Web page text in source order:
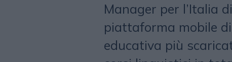
Manager per l’Italia di
piattaforma mobile
educativa più